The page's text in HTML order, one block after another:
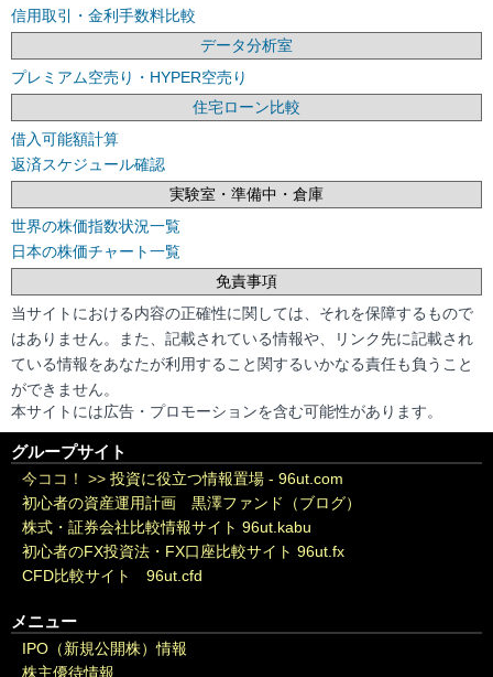
信用取引・金利手数料比較
データ分析室
プレミアム空売り・HYPER空売り
住宅ローン比較
借入可能額計算
返済スケジュール確認
実験室・準備中・倉庫
世界の株価指数状況一覧
日本の株価チャート一覧
免責事項
当サイトにおける内容の正確性に関しては、それを保障するもので
はありません。また、記載されている情報や、リンク先に記載され
ている情報をあなたが利用すること関するいかなる責任も負うこと
ができません。
本サイトには広告・プロモーションを含む可能性があります。
グループサイト
今ココ！ >> 投資に役立つ情報置場 - 96ut.com
初心者の資産運用計画 黒澤ファンド（ブログ）
株式・証券会社比較情報サイト 96ut.kabu
初心者のFX投資法・FX口座比較サイト 96ut.fx
CFD比較サイト 96ut.cfd
メニュー
IPO（新規公開株）情報
株主優待情報